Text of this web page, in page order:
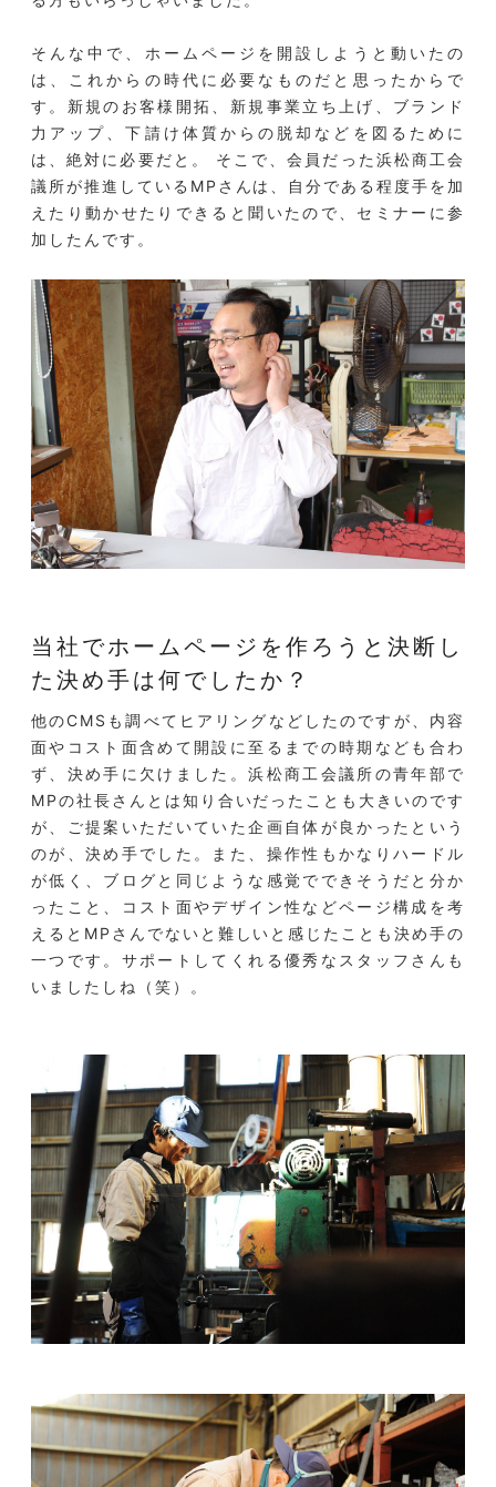
そんな中で、ホームページを開設しようと動いたの
は、これからの時代に必要なものだと思ったからで
す。新規のお客様開拓、新規事業立ち上げ、ブランド
力アップ、下請け体質からの脱却などを図るために
は、絶対に必要だと。 そこで、会員だった浜松商工会
議所が推進しているMPさんは、自分である程度手を加
えたり動かせたりできると聞いたので、セミナーに参
加したんです。
当社でホームページを作ろうと決断し
た 決め手は何でしたか？
他のCMSも調べてヒアリングなどしたのですが、内容
面やコスト面含めて開設に至るまでの時期なども合わ
ず、決め手に欠けました。浜松商工会議所の青年部で
MPの社長さんとは知り合いだったことも大きいのです
が、ご提案いただいていた企画自体が良かったという
のが、決め手でした。また、操作性もかなりハードル
が低く、ブログと同じような感覚でできそうだと分か
ったこと、コスト面やデザイン性などページ構成を考
えるとMPさんでないと難しいと感じたことも決め手の
一つです。サポートしてくれる優秀なスタッフさんも
いましたしね（笑）。